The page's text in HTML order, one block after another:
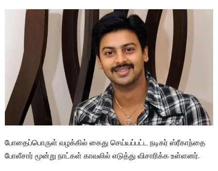
போதைப்பொருள் வழக்கில் கைது செய்யப்பட்ட நடிகர் ஸ்ரீகாந்தை
போலீசார் மூன்று நாட்கள் காவலில் எடுத்து விசாரிக்க உள்ளனர்.